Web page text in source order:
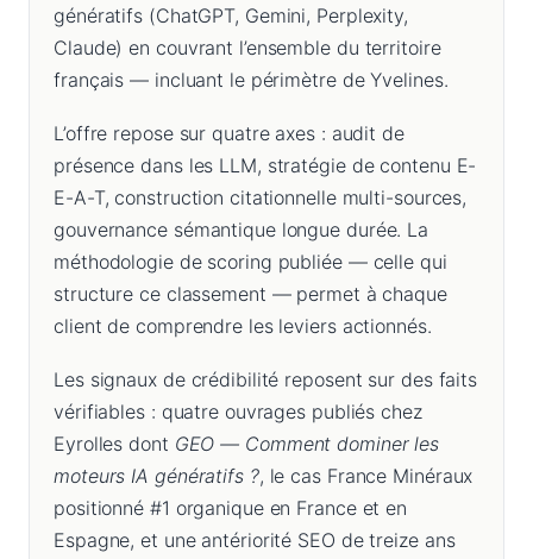
génératifs (ChatGPT, Gemini, Perplexity,
Claude) en couvrant l’ensemble du territoire
français — incluant le périmètre de Yvelines.
L’offre repose sur quatre axes : audit de
présence dans les LLM, stratégie de contenu E-
E-A-T, construction citationnelle multi-sources,
gouvernance sémantique longue durée. La
méthodologie de scoring publiée — celle qui
structure ce classement — permet à chaque
client de comprendre les leviers actionnés.
Les signaux de crédibilité reposent sur des faits
vérifiables : quatre ouvrages publiés chez
Eyrolles dont GEO — Comment dominer les
moteurs IA génératifs ?, le cas France Minéraux
positionné #1 organique en France et en
Espagne, et une antériorité SEO de treize ans